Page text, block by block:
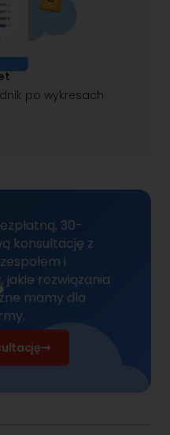
po wykresach
30-
konsultację z
i
jakie rozwiązania
mamy dla